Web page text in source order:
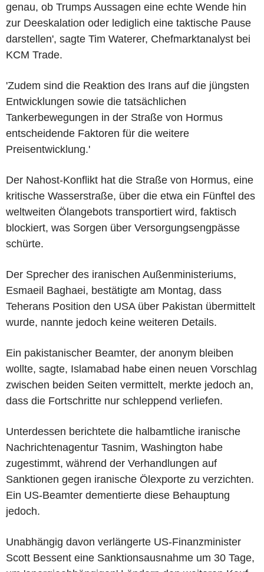
genau, ob Trumps Aussagen eine echte Wende hin
zur Deeskalation oder lediglich eine taktische Pause
darstellen', sagte Tim Waterer, Chefmarktanalyst bei
KCM Trade.
'Zudem sind die Reaktion des Irans auf die jüngsten
Entwicklungen sowie die tatsächlichen
Tankerbewegungen in der Straße von Hormus
entscheidende Faktoren für die weitere
Preisentwicklung.'
Der Nahost-Konflikt hat die Straße von Hormus, eine
kritische Wasserstraße, über die etwa ein Fünftel des
weltweiten Ölangebots transportiert wird, faktisch
blockiert, was Sorgen über Versorgungsengpässe
schürte.
Der Sprecher des iranischen Außenministeriums,
Esmaeil Baghaei, bestätigte am Montag, dass
Teherans Position den USA über Pakistan übermittelt
wurde, nannte jedoch keine weiteren Details.
Ein pakistanischer Beamter, der anonym bleiben
wollte, sagte, Islamabad habe einen neuen Vorschlag
zwischen beiden Seiten vermittelt, merkte jedoch an,
dass die Fortschritte nur schleppend verliefen.
Unterdessen berichtete die halbamtliche iranische
Nachrichtenagentur Tasnim, Washington habe
zugestimmt, während der Verhandlungen auf
Sanktionen gegen iranische Ölexporte zu verzichten.
Ein US-Beamter dementierte diese Behauptung
jedoch.
Unabhängig davon verlängerte US-Finanzminister
Scott Bessent eine Sanktionsausnahme um 30 Tage,